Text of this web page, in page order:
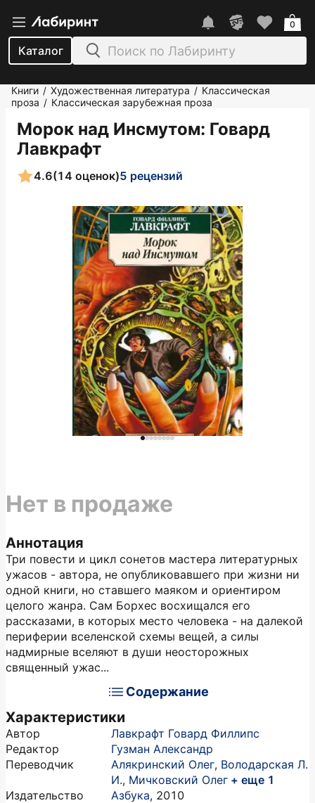
Каталог
0
Книги / Художественная литература / Классическая
проза / Классическая зарубежная проза
Морок над Инсмутом: Говард
Лавкрафт
4.6(14 оценок)5 рецензий
Аннотация
Три повести и цикл сонетов мастера литературных
ужасов - автора, не опубликовавшего при жизни ни
одной книги, но ставшего маяком и ориентиром
целого жанра. Сам Борхес восхищался его
рассказами, в которых место человека - на далекой
периферии вселенской схемы вещей, а силы
надмирные вселяют в души неосторожных
священный ужас...
Содержание
Характеристики
Автор
Лавкрафт Говард Филлипс
Редактор
Гузман Александр
Переводчик
Алякринский Олег, Володарская Л.
И., Мичковский Олег + еще 1
Издательство
Азбука, 2010
Нет в продаже